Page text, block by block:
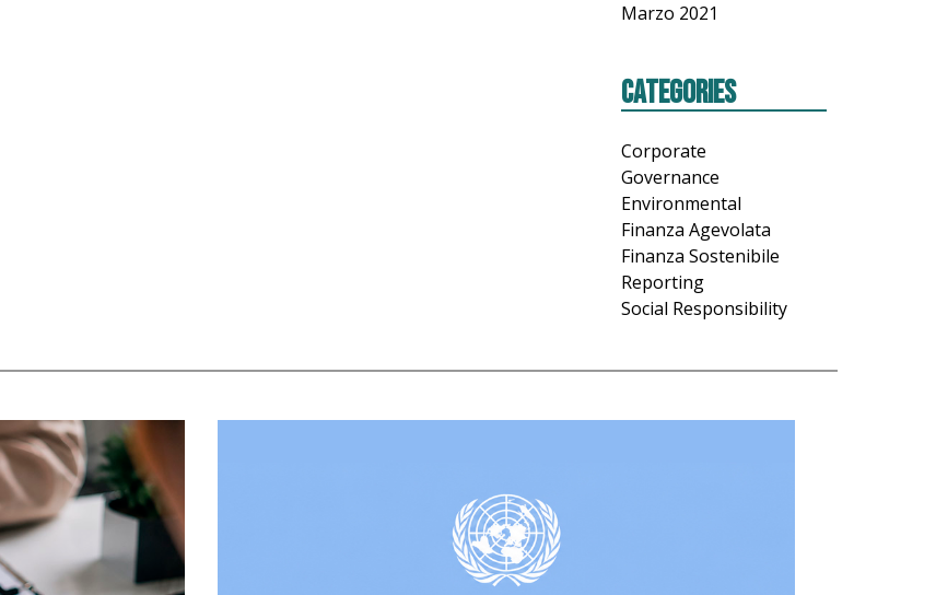
Marzo 2021
Categories
Corporate
Governance
Environmental
Finanza Agevolata
Finanza Sostenibile
Reporting
Social Responsibility